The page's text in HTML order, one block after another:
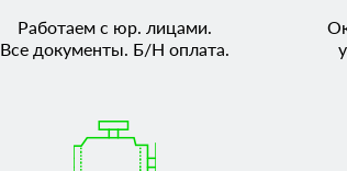
Работаем с юр. лицами.
Все документы. Б/Н оплата.